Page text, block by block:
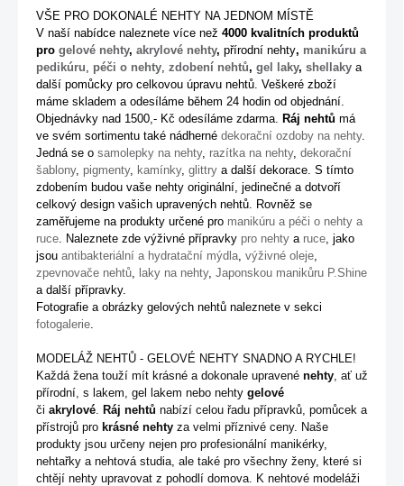
VŠE PRO DOKONALÉ NEHTY NA JEDNOM MÍSTĚ
V naší nabídce naleznete více než 4000 kvalitních produktů
pro gelové nehty, akrylové nehty, přírodní nehty, manikúru a
pedikúru
péči o nehty zdobení nehtů, gel laky, shellaky a
další pomůcky pro celkovou úpravu nehtů. Veškeré zboží
máme skladem a odesíláme během 24 hodin od objednání.
Objednávky nad 1500,- Kč odesíláme zdarma. Ráj nehtů má
ve svém sortimentu také nádherné dekorační ozdoby na nehty.
Jedná se o samolepky na nehty, razítka na nehty, dekorační
šablony, pigmenty, kamínky, glittry a další dekorace. S tímto
zdobením budou vaše nehty originální, jedinečné a dotvoří
celkový design vašich upravených nehtů. Rovněž se
zaměřujeme na produkty určené pro manikúru a péči o nehty a
ruce . Naleznete zde výživné přípravky pro nehty a ruce , jako
jsou antibakteriální a hydratační mýdla výživné oleje
zpevnovače nehtů laky na nehty, Japonskou manikůru P.Shine
a další přípravky.
Fotografie a obrázky gelových nehtů naleznete v sekci
fotogalerie
MODELÁŽ NEHTŮ - GELOVÉ NEHTY SNADNO A RYCHLE!
Každá žena touží mít krásné a dokonale upravené nehty , ať už
přírodní, s lakem, gel lakem nebo nehty gelové
či akrylové Ráj nehtů nabízí celou řadu přípravků, pomůcek a
přístrojů pro krásné nehty za velmi příznivé ceny. Naše
produkty jsou určeny nejen pro profesionální manikérky,
nehtařky a nehtová studia, ale také pro všechny ženy, které si
chtějí nehty upravovat z pohodlí domova. K nehtové modeláži